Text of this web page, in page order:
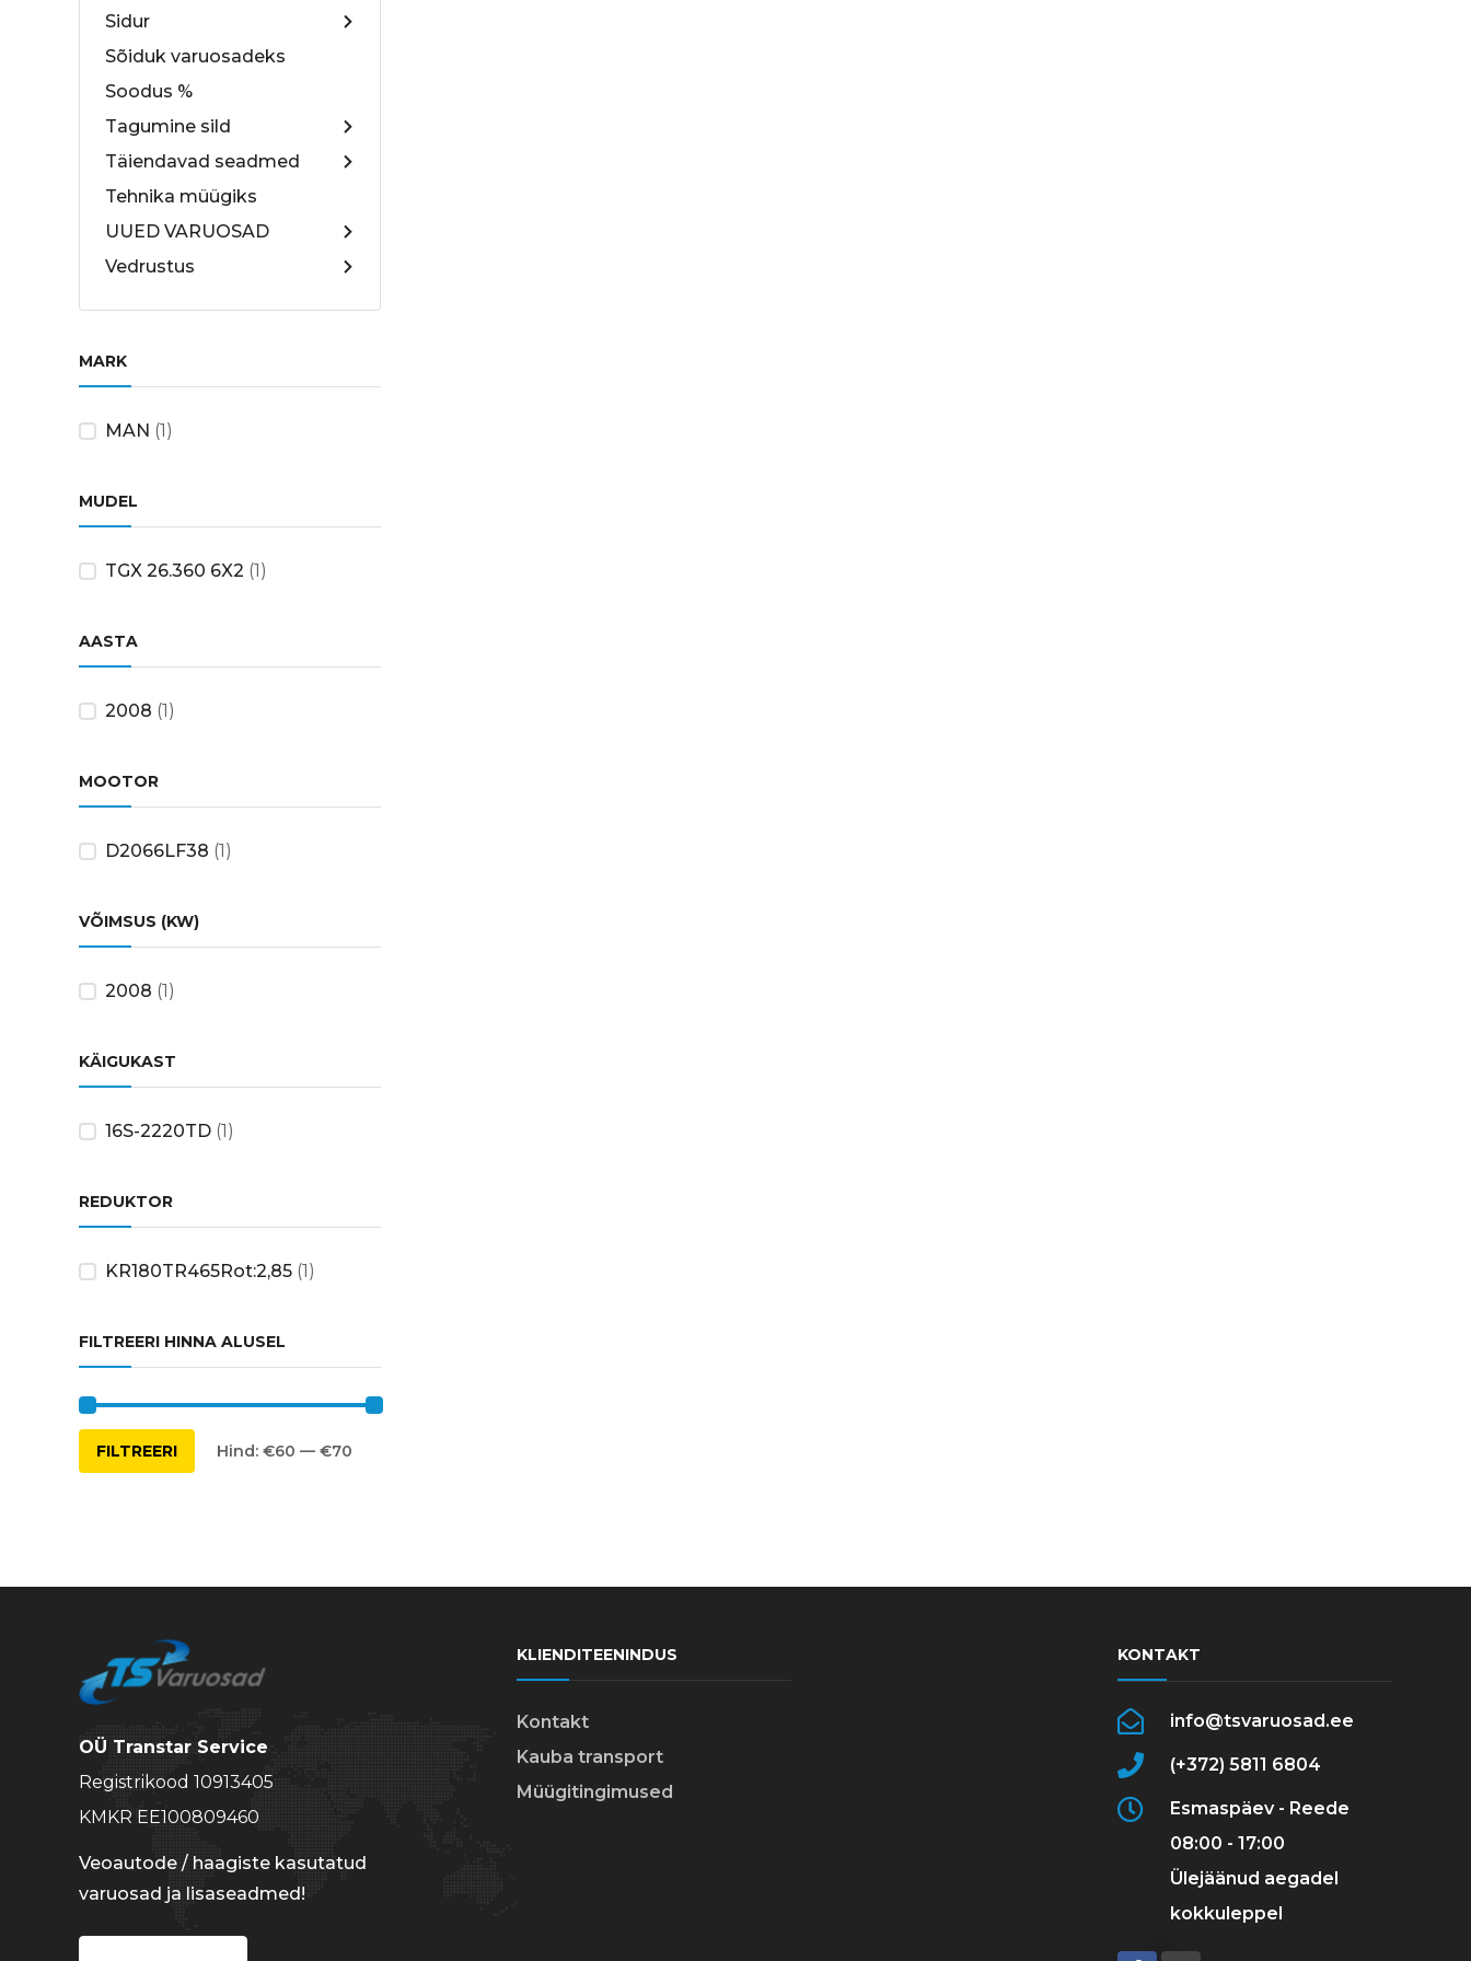
Sidur
Sõiduk varuosadeks
Soodus %
Tagumine sild
Täiendavad seadmed
Tehnika müügiks
UUED VARUOSAD
Vedrustus
MARK
MAN (1)
MUDEL
TGX 26.360 6X2 (1)
AASTA
2008 (1)
MOOTOR
D2066LF38 (1)
VÕIMSUS (KW)
2008 (1)
KÄIGUKAST
16S-2220TD (1)
REDUKTOR
KR180TR465Rot:2,85 (1)
FILTREERI HINNA ALUSEL
Minimaalne
hind
Maksimaalne
hind
FILTREERI Hind: €60 — €70
OÜ Transtar Service
Registrikood 10913405
KMKR EE100809460
Veoautode / haagiste kasutatud
varuosad ja lisaseadmed!
KLIENDITEENINDUS
Kontakt
Kauba transport
Müügitingimused
KONTAKT
info@tsvaruosad.ee
(+372) 5811 6804
Esmaspäev - Reede
08:00 - 17:00
Ülejäänud aegadel
kokkuleppel